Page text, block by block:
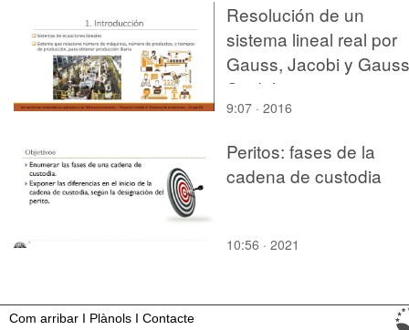
Resolución de un
sistema lineal real por
Gauss, Jacobi y
Seidel
9:07 · 2016
Peritos: fases de la
cadena de custodia
10:56 · 2021
Com arribar I Plànols I Contacte